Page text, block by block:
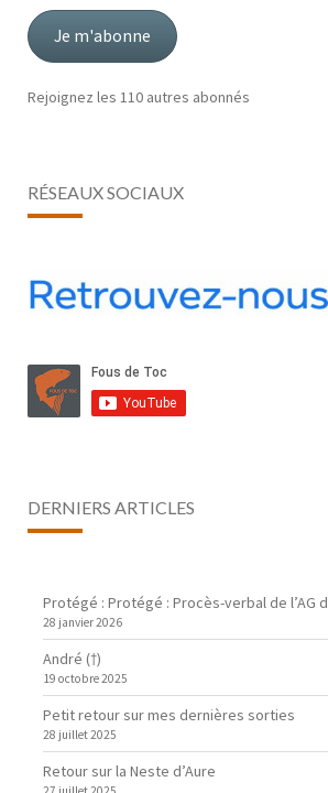
mail
Je m'abonne
Rejoignez les 110 autres abonnés
RÉSEAUX SOCIAUX
DERNIERS ARTICLES
Protégé : Protégé : Procès-verbal de l’AG
28 janvier 2026
André (†)
19 octobre 2025
Petit retour sur mes dernières sorties
28 juillet 2025
Retour sur la Neste d’Aure